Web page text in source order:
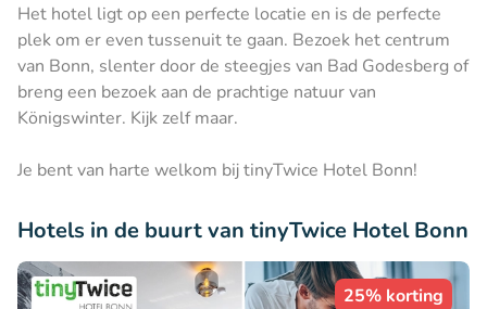
Het hotel ligt op een perfecte locatie en is de perfecte
plek om er even tussenuit te gaan. Bezoek het centrum
van Bonn, slenter door de steegjes van Bad Godesberg of
breng een bezoek aan de prachtige natuur van
Königswinter. Kijk zelf maar.
Je bent van harte welkom bij tinyTwice Hotel Bonn!
Hotels in de buurt van tinyTwice Hotel Bonn
25% korting